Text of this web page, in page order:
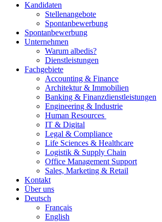
Kandidaten
Stellenangebote
Spontanbewerbung
Spontanbewerbung
Unternehmen
Warum albedis?
Dienstleistungen
Fachgebiete
Accounting & Finance
Architektur & Immobilien
Banking & Finanzdienstleistungen
Engineering & Industrie
Human Resources
IT & Digital
Legal & Compliance
Life Sciences & Healthcare
Logistik & Supply Chain
Office Management Support
Sales, Marketing & Retail
Kontakt
Über uns
Deutsch
Français
English